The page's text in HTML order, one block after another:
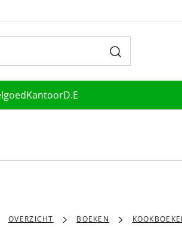
KantoorD.E
OVERZICHT BOEKEN